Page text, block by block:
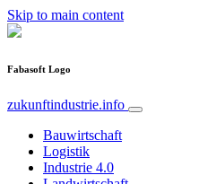
Skip to main content
Fabasoft Logo
zukunftindustrie.info
Bauwirtschaft
Logistik
Industrie 4.0